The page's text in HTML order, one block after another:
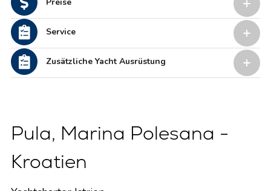
Service
Zusätzliche Yacht Ausrüstung
Pula, Marina Polesana -
Kroatien